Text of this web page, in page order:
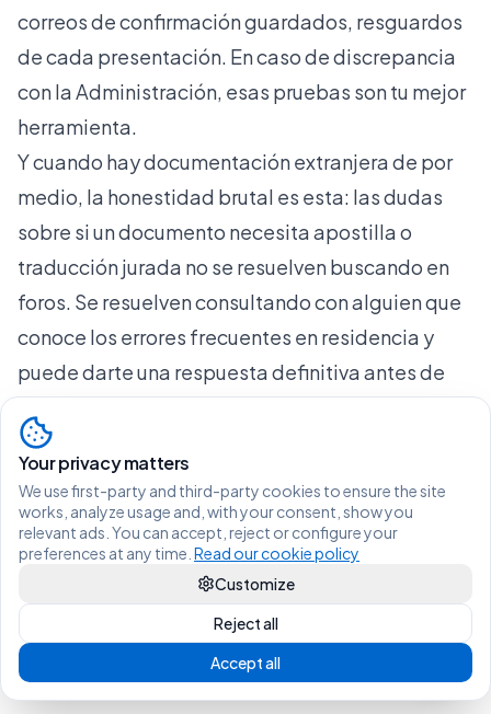
correos de confirmación guardados, resguardos
de cada presentación. En caso de discrepancia
con la Administración, esas pruebas son tu mejor
herramienta.
Y cuando hay documentación extranjera de por
medio, la honestidad brutal es esta: las dudas
sobre si un documento necesita apostilla o
traducción jurada no se resuelven buscando en
foros. Se resuelven consultando con alguien que
conoce los errores frecuentes en residencia y
puede darte una respuesta definitiva antes de
infinitamente menor que el coste de un
expediente archivado.
¿Necesitas ayuda para subir tus documentos?
Vive Legal lo hace por ti
Si todo lo anterior parece complejo o quieres
garantizar tu tranquilidad, es momento de
considerar apoyo profesional.
En Vive Legal, revisamos tu documentación antes
Your privacy matters
We use first-party and third-party cookies to ensure the site
works, analyze usage and, with your consent, show you
relevant ads. You can accept, reject or configure your
preferences at any time. Read our cookie policy
Customize
Reject all
Accept all